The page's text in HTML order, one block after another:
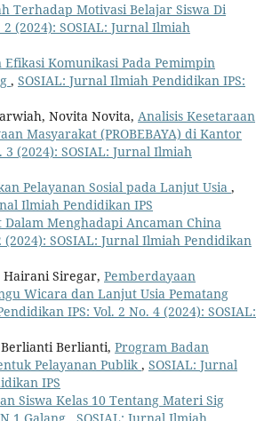
Terhadap Motivasi Belajar Siswa Di
(2024): SOSIAL: Jurnal Ilmiah
Komunikasi Pada Pemimpin
, SOSIAL: Jurnal Ilmiah Pendidikan IPS:
Novita Novita, Analisis Kesetaraan
Masyarakat (PROBEBAYA) di Kantor
(2024): SOSIAL: Jurnal Ilmiah
Pelayanan Sosial pada Lanjut Usia ,
Ilmiah Pendidikan IPS
Menghadapi Ancaman China
SOSIAL: Jurnal Ilmiah Pendidikan
Siregar, Pemberdayaan
Wicara dan Lanjut Usia Pematang
IPS: Vol. 2 No. 4 (2024): SOSIAL:
Berlianti, Program Badan
Pelayanan Publik , SOSIAL: Jurnal
IPS
Siswa Kelas 10 Tentang Materi Sig